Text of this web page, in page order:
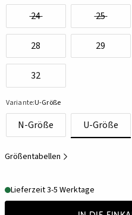
24 25
28 29
32
Variante:U-Größe
N-Größe U-Größe
Größentabellen
Lieferzeit 3-5 Werktage